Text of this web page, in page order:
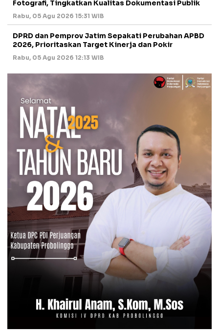
Fotografi, Tingkatkan Kualitas Dokumentasi Publik
Rabu, 05 Agu 2026 15:31 WIB
DPRD dan Pemprov Jatim Sepakati Perubahan APBD
2026, Prioritaskan Target Kinerja dan Pokir
Rabu, 05 Agu 2026 12:13 WIB